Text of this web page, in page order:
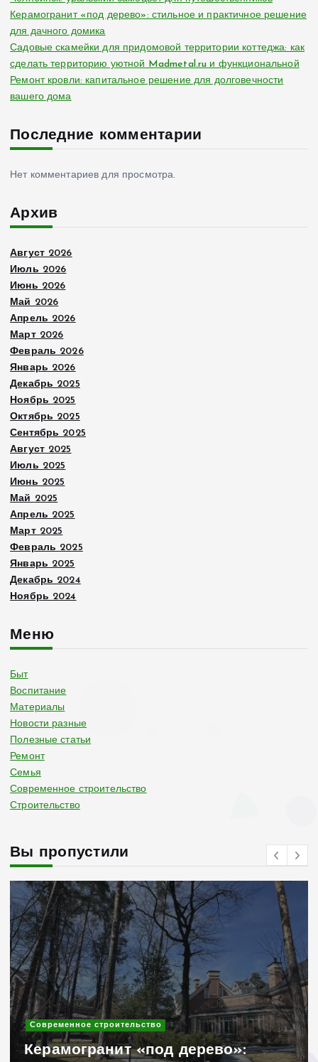
Керамогранит «под дерево»: стильное и практичное решение
для дачного домика
Садовые скамейки для придомовой территории коттеджа: как
сделать территорию уютной Madmetal.ru и функциональной
Ремонт кровли: капитальное решение для долговечности
вашего дома
Последние комментарии
Нет комментариев для просмотра.
Архив
Август 2026
Июль 2026
Июнь 2026
Май 2026
Апрель 2026
Март 2026
Февраль 2026
Январь 2026
Декабрь 2025
Ноябрь 2025
Октябрь 2025
Сентябрь 2025
Август 2025
Июль 2025
Июнь 2025
Май 2025
Апрель 2025
Март 2025
Февраль 2025
Январь 2025
Декабрь 2024
Ноябрь 2024
Меню
Быт
Воспитание
Материалы
Новости разные
Полезные статьи
Ремонт
Семья
Современное строительство
Строительство
Вы пропустили
Современное строительство
Керамогранит «под дерево»: